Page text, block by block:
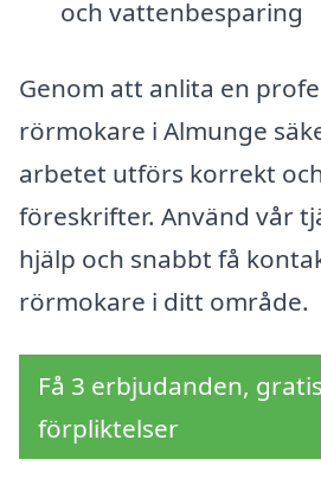
och vattenbesparing
Genom att anlita en
rörmokare i Almunge
arbetet utförs korrekt
föreskrifter. Använd vår
hjälp och snabbt få
rörmokare i ditt område.
Få 3 erbjudanden,
förpliktelser